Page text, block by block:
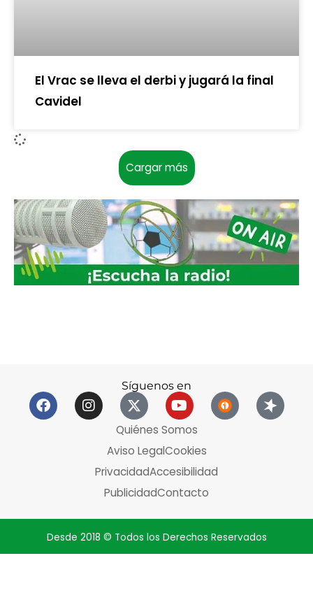
El Vrac se lleva el derbi y jugará la final
Cavidel
Cargar más
Síguenos en
Quiénes Somos
Aviso LegalCookies
PrivacidadAccesibilidad
PublicidadContacto
Desde 2018 © Todos los Derechos Reservados